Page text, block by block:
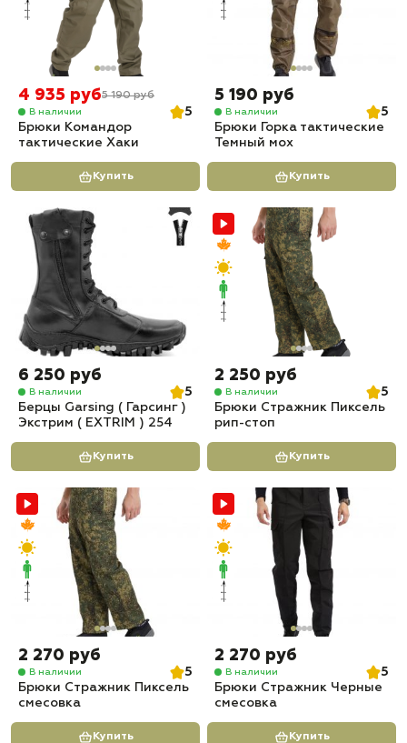
4 935 руб5 190 руб
В наличии
5
Брюки Командор
тактические Хаки
Купить
5 190 руб
В наличии
5
Брюки Горка тактические
Темный мох
Купить
6 250 руб
В наличии
5
Берцы Garsing ( Гарсинг )
Экстрим ( EXTRIM ) 254
Купить
2 250 руб
В наличии
5
Брюки Стражник Пиксель
рип-стоп
Купить
2 270 руб
В наличии
5
Брюки Стражник Пиксель
смесовка
Купить
2 270 руб
В наличии
5
Брюки Стражник Черные
смесовка
Купить